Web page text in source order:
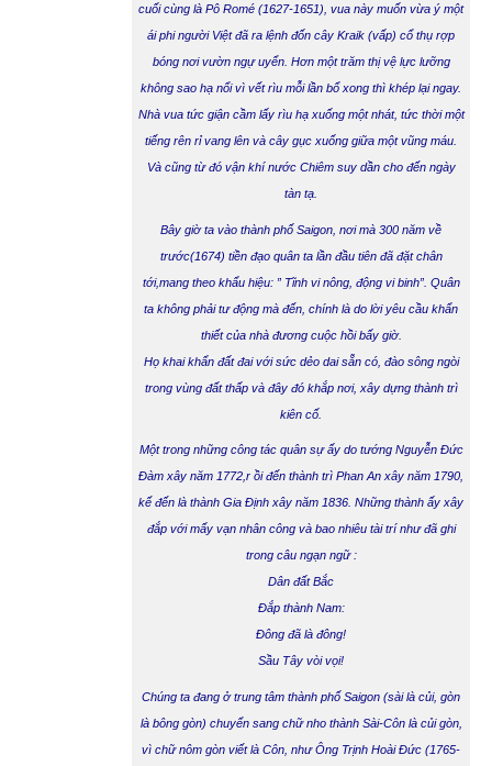
cuối cùng là Pô Romé (1627-1651), vua này muốn vừa ý một
ái phi người Việt đã ra lệnh đốn cây Kraik (vấp) cổ thụ rợp
bóng nơi vườn ngự uyển. Hơn một trăm thị vệ lực lưỡng
không sao hạ nổi vì vết rìu mỗi lần bổ xong thì khép lại ngay.
Nhà vua tức giận cầm lấy rìu hạ xuống một nhát, tức thời một
tiếng rên rỉ vang lên và cây gục xuống giữa một vũng máu.
Và cũng từ đó vận khí nước Chiêm suy dần cho đến ngày
tàn tạ.
Bây giờ ta vào thành phố Saigon , nơi mà 300 năm về
trước(1674) tiền đạo quân ta lần đầu tiên đã đặt chân
tới,mang theo khẩu hiệu: ” Tĩnh vi nông, động vi binh”. Quân
ta không phải tư động mà đến, chính là do lời yêu cầu khẩn
thiết của nhà đương cuộc hồi bấy giờ.
Họ khai khẩn đất đai với sức dẻo dai sẵn có, đào sông ngòi
trong vùng đất thấp và đây đó khắp nơi, xây dựng thành trì
kiên cố.
Một trong những công tác quân sự ấy do tướng Nguyễn Đức
Đàm xây năm 1772,r ồi đến thành trì Phan An xây năm 1790,
kế đến là thành Gia Định xây năm 1836. Những thành ấy xây
đắp với mấy vạn nhân công và bao nhiêu tài trí như đã ghi
trong câu ngạn ngữ :
Dân đất Bắc
Đắp thành Nam:
Đông đã là đông!
Sầu Tây vòi vọi!
Chúng ta đang ở trung tâm thành phố Saigon (sài là củi, gòn
là bônggòn) chuyển sang chữ nho thành Sài-Côn là củi gòn,
vì chữ nôm gòn viết là Côn, như Ông Trịnh Hoài Đức (1765-